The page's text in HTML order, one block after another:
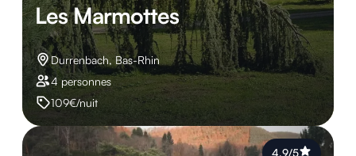
Les Marmottes
Durrenbach, Bas-Rhin
4 personnes
109€/nuit
4,9/5